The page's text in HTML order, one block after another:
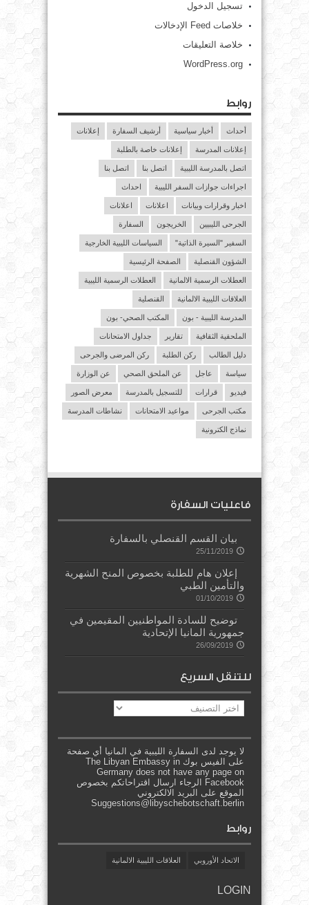
تسجيل الدخول
خلاصات Feed الإدخالات
خلاصة التعليقات
WordPress.org
روابط
أحداث أخبار سياسية أرشيف السفارة إعلانات
إعلانات المدرسة إعلانات خاصة بالطلبة
اتصل بالمدرسة الليبية اتصل بنا اتصل بنا
اجراءات جوازات السفر الليبية احداث
اخبار وقرارات وبيانات اعلانات اعلانات
الجرحى الليبيين الخريجون السفارة
السفير "السيرة الذاتية" السياسات الليبية الخارجية
الشؤون القنصلية الصفحة الرئيسية
العطلات الرسمية الالمانية العطلات الرسمية الليبية
العلاقات الليبية الالمانية القنصلية
المدرسة الليبية - بون المكتب الصحي- بون
الملحقية الثقافية تقارير جداول الامتحانات
دليل الطالب ركن الطلبة ركن المرضى والجرحى
سياسة عاجل عن الملحق الصحي عن الوزارة
فيديو قرارات للتسجيل بالمدرسة معرض الصور
مكتب الجرحى مواعيد الامتحانات نشاطات المدرسة
نماذج الكترونية
فاعليات السفارة
بيان القسم القنصلي بالسفارة
25/11/2019
إعلان هام للطلبة بخصوص المنح الشهرية
والتأمين الطبي
01/10/2019
توضيح للسادة المواطنيين المقيمين في
جمهورية المانيا الإتحادية
26/09/2019
للتنقل السريع
للتنقل
السريع
لا يوجد لدى السفارة الليبية في المانيا أي صفحة
على الفيس بوك The Libyan Embassy in
Germany does not have any page on
Facebook الرجاء ارسال اقتراحاتكم بخصوص
الموقع على البريد الالكتروني
Suggestions@libyschebotschaft.berlin
روابط
الاتحاد الأوروبي العلاقات الليبية الالمانية
LOGIN